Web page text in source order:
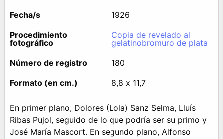
Fecha/s
1926
Procedimiento
fotográfico
Copia de revelado al
gelatinobromuro de plata
Número de registro
180
Formato (en cm.)
8,8 x 11,7
En primer plano, Dolores (Lola) Sanz Selma, Lluís
Ribas Pujol, seguido de lo que podría ser su primo y
José María Mascort. En segundo plano, Alfonso